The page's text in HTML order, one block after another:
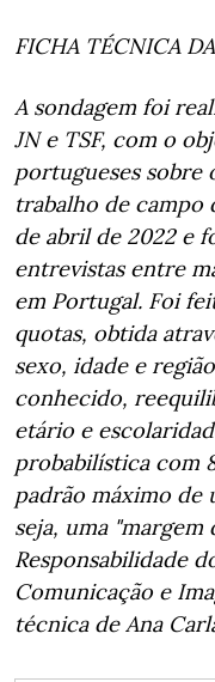
FICHA TÉCNICA
A sondagem foi
JN e TSF, com o
portugueses sobre
trabalho de campo
de abril de 2022 e
entrevistas entre
em Portugal. Foi
quotas, obtida
sexo, idade e
conhecido,
etário e
probabilística com
padrão máximo de
seja, uma
Responsabilidade
Comunicação e
técnica de Ana